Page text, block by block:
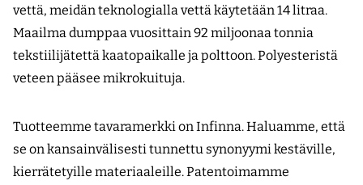
vettä, meidän teknologialla vettä käytetään 14 litraa.
Maailma dumppaa vuosittain 92 miljoonaa tonnia
tekstiilijätettä kaatopaikalle ja polttoon. Polyesteristä
veteen pääsee mikrokuituja.
Tuotteemme tavaramerkki on Infinna. Haluamme, että
se on kansainvälisesti tunnettu synonyymi kestäville,
kierrätetyille materiaaleille. Patentoimamme